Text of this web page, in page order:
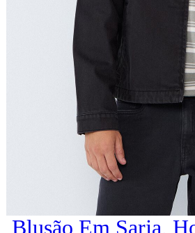
Blusão Em Sarja,